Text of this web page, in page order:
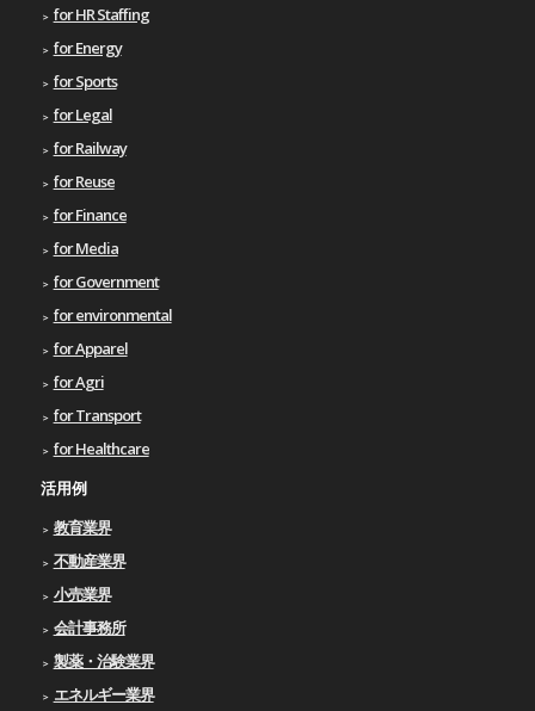
for HR Staffing
for Energy
for Sports
for Legal
for Railway
for Reuse
for Finance
for Media
for Government
for environmental
for Apparel
for Agri
for Transport
for Healthcare
活用例
教育業界
不動産業界
小売業界
会計事務所
製薬・治験業界
エネルギー業界